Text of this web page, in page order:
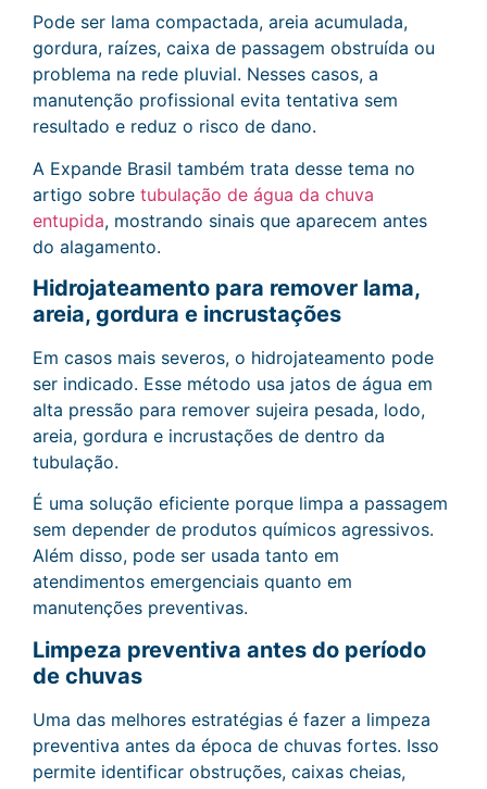
Pode ser lama compactada, areia acumulada,
gordura, raízes, caixa de passagem obstruída ou
problema na rede pluvial. Nesses casos, a
manutenção profissional evita tentativa sem
resultado e reduz o risco de dano.
A Expande Brasil também trata desse tema no
artigo sobretubulação de água da chuva
entupida, mostrando sinais que aparecem antes
do alagamento.
Hidrojateamento para remover lama,
areia, gordura e incrustações
Em casos mais severos, o hidrojateamento pode
ser indicado. Esse método usa jatos de água em
alta pressão para remover sujeira pesada, lodo,
areia, gordura e incrustações de dentro da
tubulação.
É uma solução eficiente porque limpa a passagem
sem depender de produtos químicos agressivos.
Além disso, pode ser usada tanto em
atendimentos emergenciais quanto em
manutenções preventivas.
Limpeza preventiva antes do período
de chuvas
Uma das melhores estratégias é fazer a limpeza
preventiva antes da época de chuvas fortes. Isso
permite identificar obstruções, caixas cheias,